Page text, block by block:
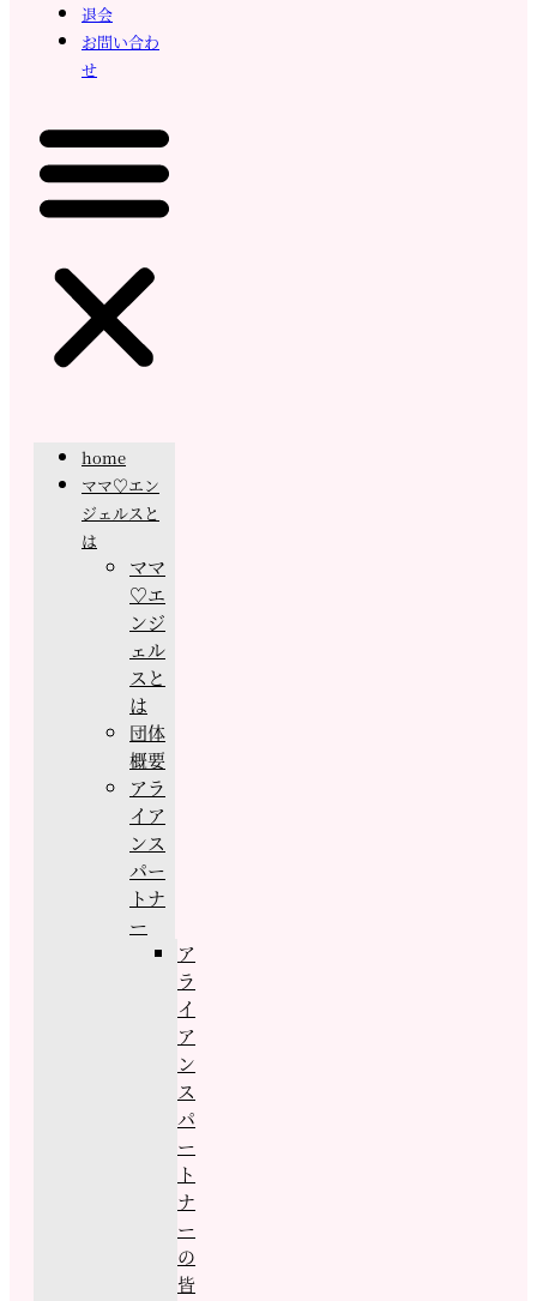
退会
お問い合わ
せ
home
ママ♡エン
ジェルスと
は
ママ
♡エ
ンジ
ェル
スと
は
団体
概要
アラ
イア
ンス
パー
トナ
ー
ア
ラ
イ
ア
ン
ス
パ
ー
ト
ナ
ー
の
皆